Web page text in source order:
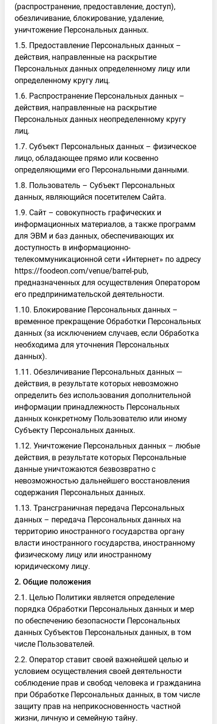
(распространение, предоставление, доступ),
обезличивание, блокирование, удаление,
уничтожение Персональных данных.
1.5. Предоставление Персональных данных –
действия, направленные на раскрытие
Персональных данных определенному лицу или
определенному кругу лиц.
1.6. Распространение Персональных данных –
действия, направленные на раскрытие
Персональных данных неопределенному кругу
лиц.
1.7. Субъект Персональных данных – физическое
лицо, обладающее прямо или косвенно
определяющими его Персональными данными.
1.8. Пользователь – Субъект Персональных
данных, являющийся посетителем Сайта.
1.9. Сайт – совокупность графических и
информационных материалов, а также программ
для ЭВМ и баз данных, обеспечивающих их
доступность в информационно-
телекоммуникационной сети «Интернет» по адресу
https://foodeon.com/venue/barrel-pub,
предназначенных для осуществления Оператором
его предпринимательской деятельности.
1.10. Блокирование Персональных данных –
временное прекращение Обработки Персональных
данных (за исключением случаев, если Обработка
необходима для уточнения Персональных
данных).
1.11. Обезличивание Персональных данных —
действия, в результате которых невозможно
определить без использования дополнительной
информации принадлежность Персональных
данных конкретному Пользователю или иному
Субъекту Персональных данных.
1.12. Уничтожение Персональных данных – любые
действия, в результате которых Персональные
данные уничтожаются безвозвратно с
невозможностью дальнейшего восстановления
содержания Персональных данных.
1.13. Трансграничная передача Персональных
данных – передача Персональных данных на
территорию иностранного государства органу
власти иностранного государства, иностранному
физическому лицу или иностранному
юридическому лицу.
2. Общие положения
2.1. Целью Политики является определение
порядка Обработки Персональных данных и мер
по обеспечению безопасности Персональных
данных Субъектов Персональных данных, в том
числе Пользователей.
2.2. Оператор ставит своей важнейшей целью и
условием осуществления своей деятельности
соблюдение прав и свобод человека и гражданина
при Обработке Персональных данных, в том числе
защиту прав на неприкосновенность частной
жизни, личную и семейную тайну.